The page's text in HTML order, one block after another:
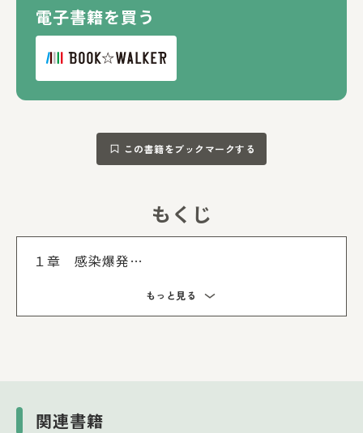
電子書籍を買う
この書籍をブックマークする
もくじ
１章 感染爆発
３章 ジェイクが感染
８章 ウイルスに負けない
もっと見る
関連書籍